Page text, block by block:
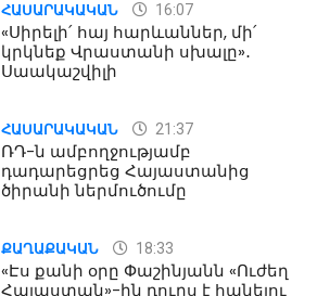
ՀԱՍԱՐԱԿԱԿԱՆ 16:07
«Սիրելի՛ հայ հարևաններ, մի՛
կրկնեք Վրաստանի սխալը»․
Սաակաշվիլի
ՀԱՍԱՐԱԿԱԿԱՆ 21:37
ՌԴ-ն ամբողջությամբ
դադարեցրեց Հայաստանից
ծիրանի ներմուծումը
ՔԱՂԱՔԱԿԱՆ 18:33
«Էս քանի օրը Փաշինյանն «Ուժեղ
Հայաստան»-ին դուրս է հանելու